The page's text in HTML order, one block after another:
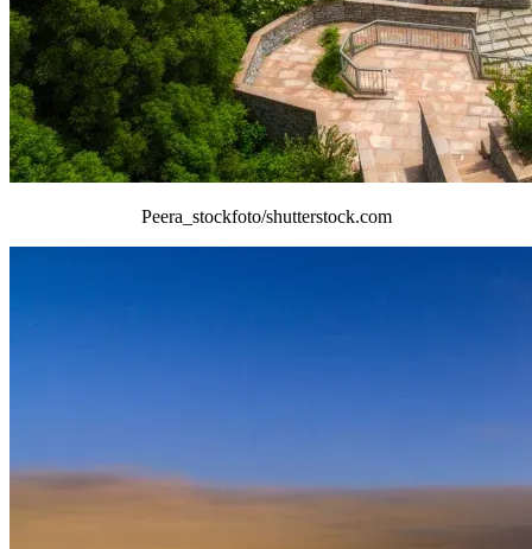
Peera_stockfoto/shutterstock.com